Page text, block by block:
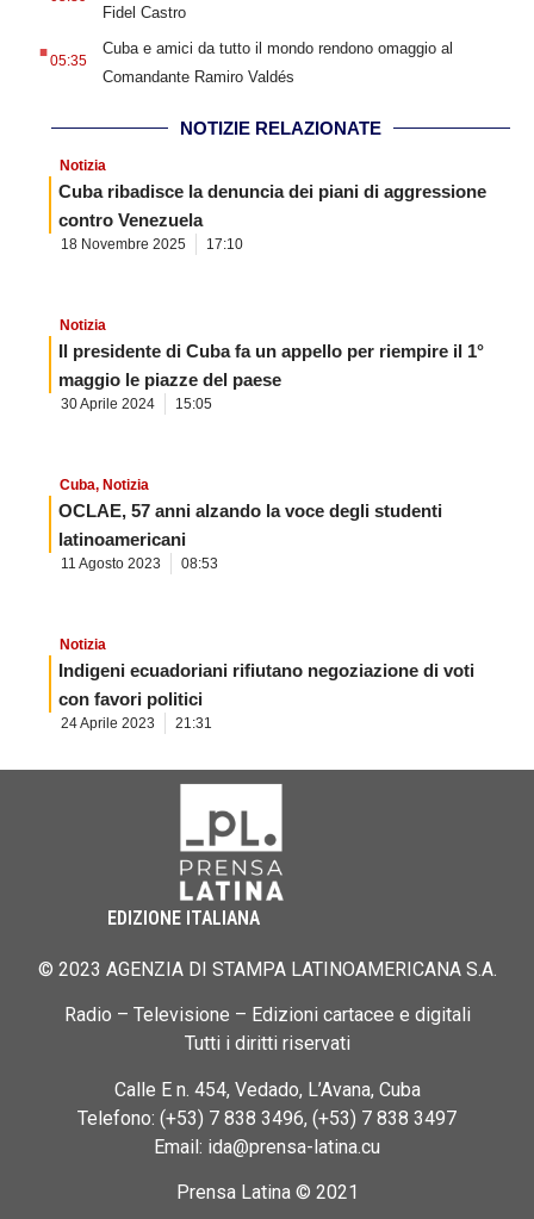
Fidel Castro
.05:35
Cuba e amici da tutto il mondo rendono omaggio al
Comandante Ramiro Valdés
NOTIZIE RELAZIONATE
Notizia
Cuba ribadisce la denuncia dei piani di aggressione
contro Venezuela
18 Novembre 2025 17:10
Notizia
Il presidente di Cuba fa un appello per riempire il 1°
maggio le piazze del paese
30 Aprile 2024 15:05
Cuba, Notizia
OCLAE, 57 anni alzando la voce degli studenti
latinoamericani
11 Agosto 2023 08:53
Notizia
Indigeni ecuadoriani rifiutano negoziazione di voti
con favori politici
24 Aprile 2023 21:31
EDIZIONE ITALIANA
© 2023 AGENZIA DI STAMPA LATINOAMERICANA S.A.
Radio – Televisione – Edizioni cartacee e digitali
Tutti i diritti riservati
Calle E n. 454, Vedado, L’Avana, Cuba
Telefono: (+53) 7 838 3496, (+53) 7 838 3497
Email: ida@prensa-latina.cu
Prensa Latina © 2021